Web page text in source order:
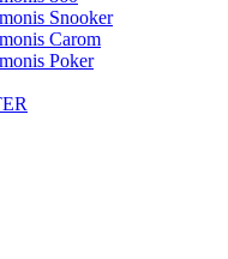
Snooker
Carom
Poker